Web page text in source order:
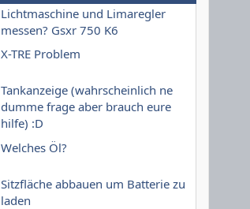
Lichtmaschine und Limaregler
messen? Gsxr 750 K6
X-TRE Problem
Tankanzeige (wahrscheinlich ne
dumme frage aber brauch eure
hilfe) :D
Welches Öl?
Sitzfläche abbauen um Batterie zu
laden